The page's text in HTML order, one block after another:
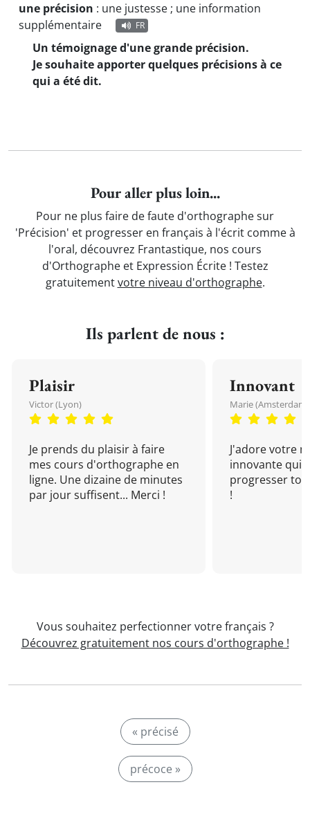
une précision : une justesse ; une information
supplémentaire
FR
Un témoignage d'une grande précision.
Je souhaite apporter quelques précisions à ce
qui a été dit.
Pour aller plus loin...
Pour ne plus faire de faute d'orthographe sur
'Précision' et progresser en français à l'écrit comme à
l'oral, découvrez Frantastique, nos cours
d'Orthographe et Expression Écrite ! Testez
gratuitementvotre niveau d'orthographe.
Ils parlent de nous :
Plaisir
Victor (Lyon)
Je prends du plaisir à faire
mes cours d'orthographe en
ligne. Une dizaine de minutes
par jour suffisent... Merci !
Innovant
Marie (Amsterdam)
J'adore votre
innovante qui
progresser
!
Vous souhaitez perfectionner votre français ?
Découvrez gratuitement nos cours d'orthographe !
« précisé
précoce »